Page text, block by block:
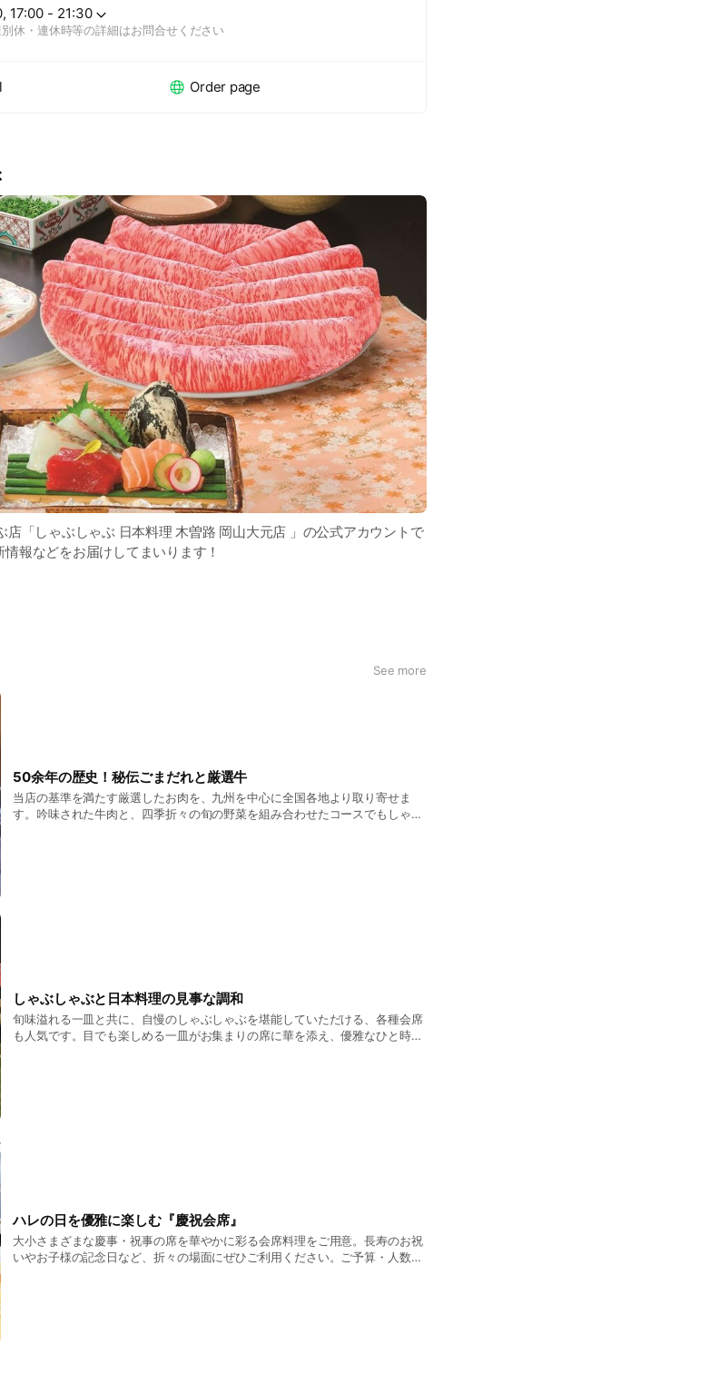
17:00 - 21:30
休・連休時等の詳細はお問合せください
Order page
「しゃぶしゃぶ 日本料理 木曽路 岡山大元店 」の公式アカウントで
報などをお届けしてまいります！
ご用意しております。大人数でのご宴席はもちろん、誕生日・記念
See more
50余年の歴史！秘伝ごまだれと厳選牛
当店の基準を満たす厳選したお肉を、九州を中心に全国各地より取り寄せま
す。吟味された牛肉と、四季折々の旬の野菜を組み合わせたコースでもしゃぶ
しゃぶしゃぶと日本料理の見事な調和
旬味溢れる一皿と共に、自慢のしゃぶしゃぶを堪能していただける、各種会席
も人気です。目でも楽しめる一皿がお集まりの席に華を添え、優雅なひと時を
ハレの日を優雅に楽しむ『慶祝会席』
大小さまざまな慶事・祝事の席を華やかに彩る会席料理をご用意。長寿のお祝
いやお子様の記念日など、折々の場面にぜひご利用ください。ご予算・人数に